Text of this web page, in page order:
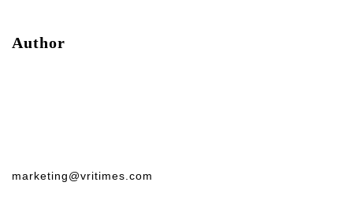
Author
marketing@vritimes.com